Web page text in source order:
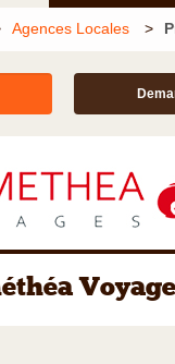
Agences Locales